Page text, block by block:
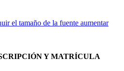
el tamaño de la fuente aumentar
Y MATRÍCULA